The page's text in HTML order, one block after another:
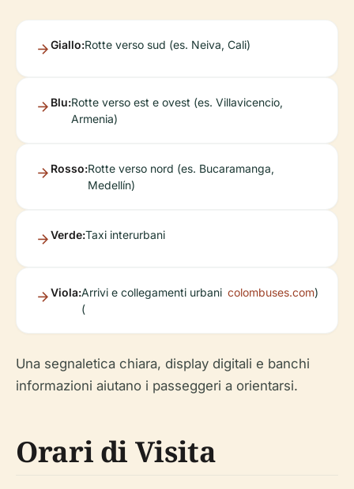
Giallo:Rotte verso sud (es. Neiva, Cali)
Blu:Rotte verso est e ovest (es. Villavicencio,
Armenia)
Rosso:Rotte verso nord (es. Bucaramanga,
Medellín)
Verde:Taxi interurbani
Viola:Arrivi e collegamenti urbani
(
colombuses.com)
Una segnaletica chiara, display digitali e banchi
informazioni aiutano i passeggeri a orientarsi.
Orari di Visita